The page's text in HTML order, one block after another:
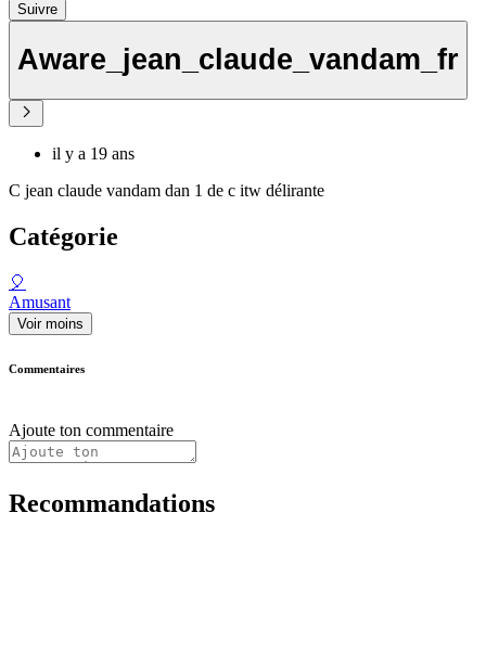
Suivre
Aware_jean_claude_vandam_fr
il y a 19 ans
C jean claude vandam dan 1 de c itw délirante
Catégorie
🎈
Amusant
Voir moins
Commentaires
Ajoute ton commentaire
Recommandations